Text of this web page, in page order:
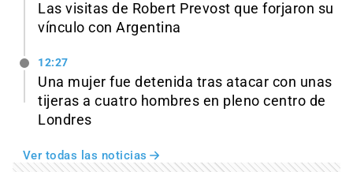
Las visitas de Robert Prevost que forjaron su
vínculo con Argentina
12:27
Una mujer fue detenida tras atacar con unas
tijeras a cuatro hombres en pleno centro de
Londres
Ver todas las noticias